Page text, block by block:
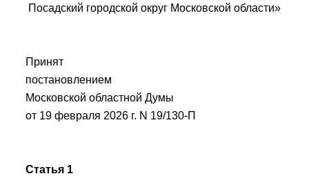
Посадский городской округ Московской области»
Принят
постановлением
Московской областной Думы
от 19 февраля 2026 г. N 19/130-П
Статья 1